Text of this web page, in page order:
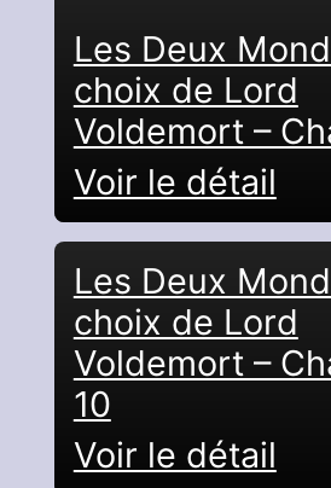
Les Deux
choix de Lord
Voldemort –
Voir le détail
Les Deux
choix de Lord
Voldemort –
10
Voir le détail